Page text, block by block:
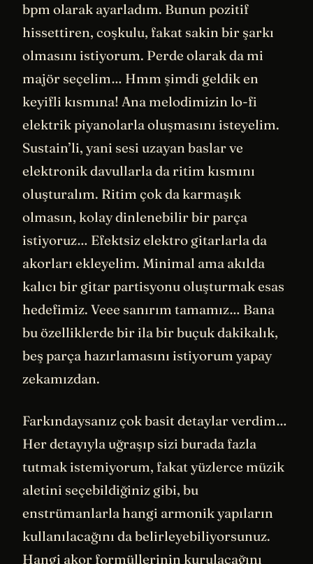
bpm olarak ayarladım. Bunun pozitif
hissettiren, coşkulu, fakat sakin bir şarkı
olmasını istiyorum. Perde olarak da mi
majör seçelim… Hmm şimdi geldik en
keyifli kısmına! Ana melodimizin lo-fi
elektrik piyanolarla oluşmasını isteyelim.
Sustain’li, yani sesi uzayan baslar ve
elektronik davullarla da ritim kısmını
oluşturalım. Ritim çok da karmaşık
olmasın, kolay dinlenebilir bir parça
istiyoruz… Efektsiz elektro gitarlarla da
akorları ekleyelim. Minimal ama akılda
kalıcı bir gitar partisyonu oluşturmak esas
hedefimiz. Veee sanırım tamamız… Bana
bu özelliklerde bir ila bir buçuk dakikalık,
beş parça hazırlamasını istiyorum yapay
zekamızdan.
Farkındaysanız çok basit detaylar verdim…
Her detayıyla uğraşıp sizi burada fazla
tutmak istemiyorum, fakat yüzlerce müzik
aletini seçebildiğiniz gibi, bu
enstrümanlarla hangi armonik yapıların
kullanılacağını da belirleyebiliyorsunuz.
Hangi akor formüllerinin kurulacağını